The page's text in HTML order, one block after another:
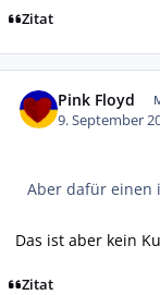
Zitat
Pink Floyd
9. September
Aber dafür einen
Das ist aber kein
Zitat